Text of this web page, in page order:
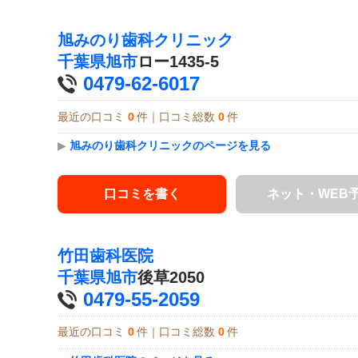
旭みのり歯科クリニック
千葉県旭市ロー1435-5
0479-62-6017
最近の口コミ 0 件｜口コミ総数 0 件
▶ 旭みのり歯科クリニックのページを見る
口コミを書く ネット・WEB
竹田歯科医院
千葉県旭市後草2050
0479-55-2059
最近の口コミ 0 件｜口コミ総数 0 件